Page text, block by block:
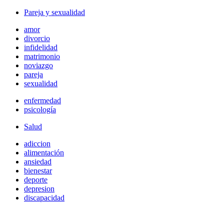
Pareja y sexualidad
amor
divorcio
infidelidad
matrimonio
noviazgo
pareja
sexualidad
enfermedad
psicología
Salud
adiccion
alimentación
ansiedad
bienestar
deporte
depresion
discapacidad